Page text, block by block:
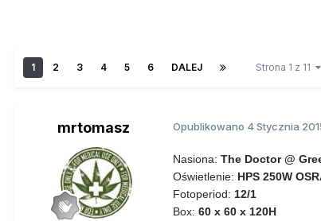
1 2 3 4 5 6 DALEJ Strona 1 z 11
mrtomasz Opublikowano 4 Stycznia
Nasiona: The Doctor @
Oświetlenie: HPS 250W
Fotoperiod: 12/1
Box: 60 x 60 x 120H